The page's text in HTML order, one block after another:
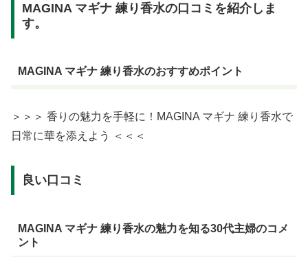
MAGINA マギナ 練り香水の口コミを紹介しま
す。
MAGINA マギナ 練り香水のおすすめポイント
＞＞＞ 香りの魅力を手軽に！MAGINA マギナ 練り香水で
日常に華を添えよう ＜＜＜
良い口コミ
MAGINA マギナ 練り香水の魅力を知る30代主婦のコメ
ント